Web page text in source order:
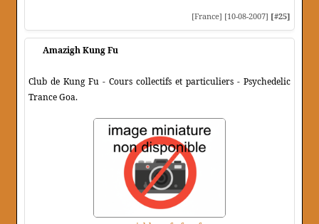
[France] [10-08-2007] [#25]
Amazigh Kung Fu
Club de Kung Fu - Cours collectifs et particuliers - Psychedelic
Trance Goa.